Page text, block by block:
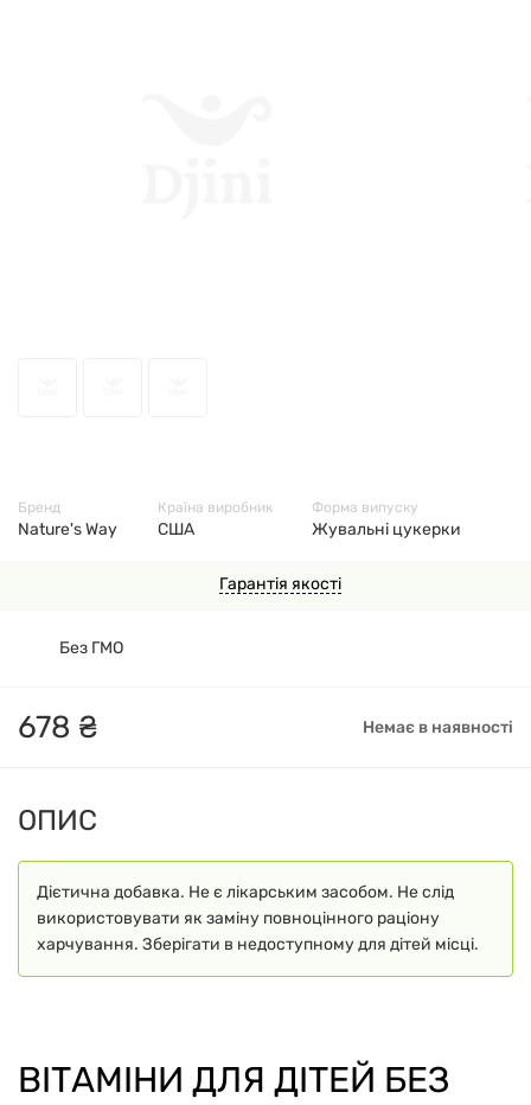
Гарантія якості
678 ₴ Немає в наявності
Без ГМО
Бренд
Nature's Way
Країна виробник
США
Форма випуску
Жувальні цукерки
ОПИС
Дієтична добавка. Не є лікарським засобом. Не слід
використовувати як заміну повноцінного раціону
харчування. Зберігати в недоступному для дітей місці.
ВІТАМІНИ ДЛЯ ДІТЕЙ БЕЗ